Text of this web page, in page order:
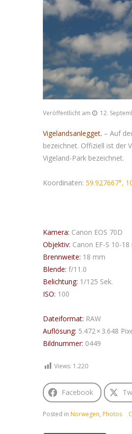
Veröffentlicht am 12.
Vigelandsanlegget. – Auf
bezeichnet. Offiziell ist der
Vigeland-Park bezeichnet.
Koordinaten: 59.927667°,
Kamera: Canon EOS 70D
Objektiv: Canon EF-S 10-
Brennweite: 18 mm
Blende: f/11.0
Belichtung: 1/125 Sek.
ISO: 100
Dateiformat: RAW
Auflösung: 5.472 × 3.648
Bildnummer: 0449
Views: 1.220
Facebook
Posted in Norwegen, Photos